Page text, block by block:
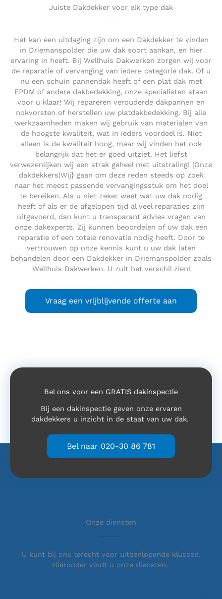
Juiste Dakdekker voor elk type dak
Het kan een uitdaging zijn om een Dakdekker te vinden
in Driemanspolder die uw dak soort aankan, en hier
ervaring in heeft. Bij Wellhuis Dakwerken zorgen wij voor
de reparatie of vervanging van iedere categorie dak. Of u
nu een schuin pannendak heeft of een plat dak met
EPDM of andere dakbedekking, onze specialisten staan
voor u klaar! Wij repareren verouderde dakpannen en
nokvorsten of herstellen uw platdakbedekking. Bij alle
werkzaamheden maken wij gebruik van materialen van
de hoogste kwaliteit, wat in ieders voordeel is. Niet
alleen is de kwaliteit hoog, maar wij vinden het ook
belangrijk dat het er goed uitziet. Het liefst
verwezenlijken wij een strak geheel met uitstraling! [Onze
dakdekkers|Wij} gaan om deze reden steeds op zoek
naar het meest passende vervangingsstuk om het doel
te bereiken. Als u niet zeker weet wat uw dak nodig
heeft of als er de afgelopen tijd al veel reparaties zijn
uitgevoerd, dan kunt u transparant advies vragen van
onze dakexperts. Zij kunnen beoordelen of uw dak een
reparatie of een totale renovatie nodig heeft. Door te
vertrouwen op onze kennis kunt u uw dak laten
behandelen door een Dakdekker in Driemanspolder zoals
Wellhuis Dakwerken. U zult het verschil zien!
Vraag een vrijblijvende offerte aan
Bel ons voor een GRATIS dakinspectie
Bij een dakinspectie geven onze ervaren
dakdekkers u inzicht in de staat van uw dak.
Bel naar 020-30 86 781
Onze diensten
U kunt bij ons terecht voor uiteenlopende klussen.
Hieronder vindt u onze diensten.